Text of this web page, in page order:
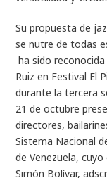
Su propuesta de
se nutre de todas
ha sido
Ruiz en Festival El
durante la tercera
21 de octubre
directores,
Sistema Nacional
de Venezuela,
Simón Bolívar,